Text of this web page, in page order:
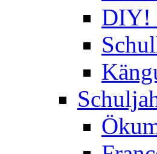
DIY!